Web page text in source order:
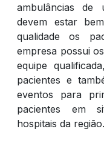
ambulâncias de
devem estar
qualidade os
empresa possui
equipe
pacientes e
eventos para
pacientes em
hospitais da região.